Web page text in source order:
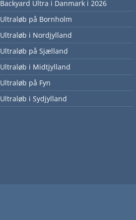
Backyard Ultra i Danmark i 2026
Ultraløb på Bornholm
Ultraløb i Nordjylland
Ultraløb på Sjælland
Ultraløb i Midtjylland
Ultraløb på Fyn
Ultraløb i Sydjylland